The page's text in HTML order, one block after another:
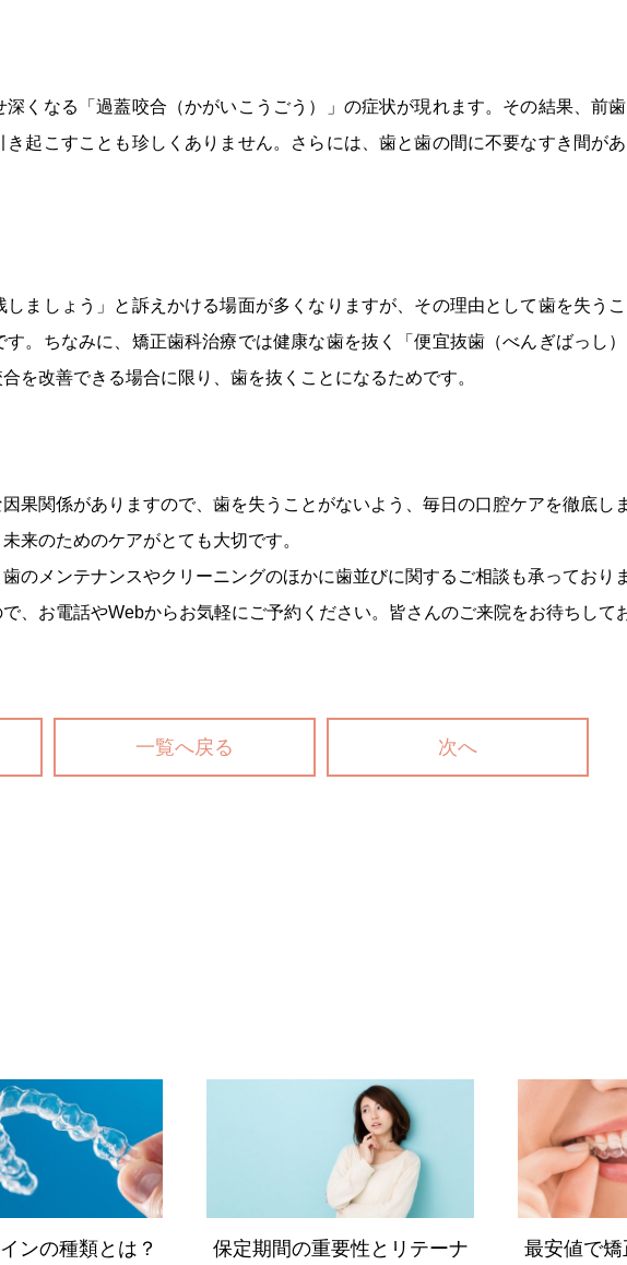
くなる「過蓋咬合（かがいこうごう）」の症状が現れます。その結果、前
起こすことも珍しくありません。さらには、歯と歯の間に不要なすき間が
ましょう」と訴えかける場面が多くなりますが、その理由として歯を失う
。ちなみに、矯正歯科治療では健康な歯を抜く「便宜抜歯（べんぎばっし
を改善できる場合に限り、歯を抜くことになるためです。
果関係がありますので、歯を失うことがないよう、毎日の口腔ケアを徹底し
来のためのケアがとても大切です。
のメンテナンスやクリーニングのほかに歯並びに関するご相談も承っており
、お電話やWebからお気軽にご予約ください。皆さんのご来院をお待ちして
一覧へ戻る 次へ
ンの種類とは？
保定期間の重要性とリテーナ
最安値で矯